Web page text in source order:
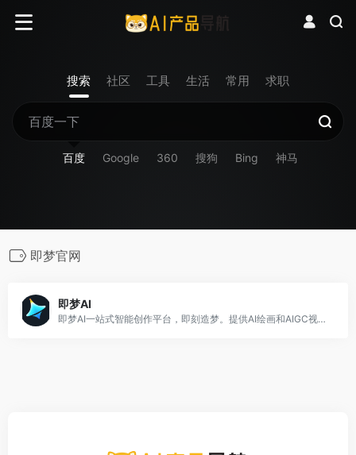
搜索 社区 工具 生活 常用 求职
百度 Google 360 搜狗 Bing 神马
即梦官网
即梦AI
即梦AI一站式智能创作平台，即刻造梦。提供AI绘画和AIGC视频创作体验，拥有激发无限创作灵感的社区。让即梦AI开启您的智能创作之旅，探索梦境实现的无限可能！